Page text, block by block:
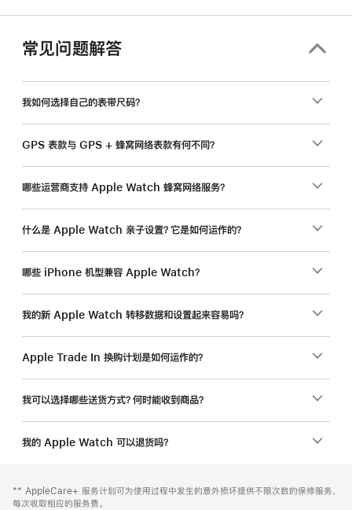
常见问题解答
我如何选择自己的表带尺码？
GPS 表款与 GPS + 蜂窝网络表款有何不同？
哪些运营商支持 Apple Watch 蜂窝网络服务？
什么是 Apple Watch 亲子设置？它是如何运作的？
哪些 iPhone 机型兼容 Apple Watch？
我的新 Apple Watch 转移数据和设置起来容易吗？
Apple Trade In 换购计划是如何运作的？
我可以选择哪些送货方式？何时能收到商品？
我的 Apple Watch 可以退货吗？
页
脚
注
** AppleCare+ 服务计划可为使用过程中发生的意外损坏提供不限次数的保修服务，
每次收取相应的服务费。